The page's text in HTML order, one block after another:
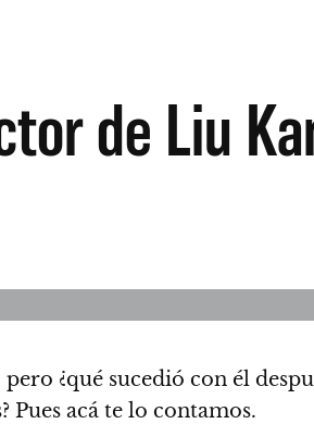
de Liu
pero ¿qué sucedió con él
Pues acá te lo contamos.